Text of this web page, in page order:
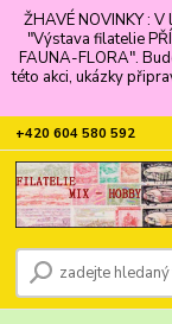
ŽHAVÉ NOVINKY :
"Výstava filatelie
FAUNA-FLORA".
této akci, ukázky
+420 604 580 592